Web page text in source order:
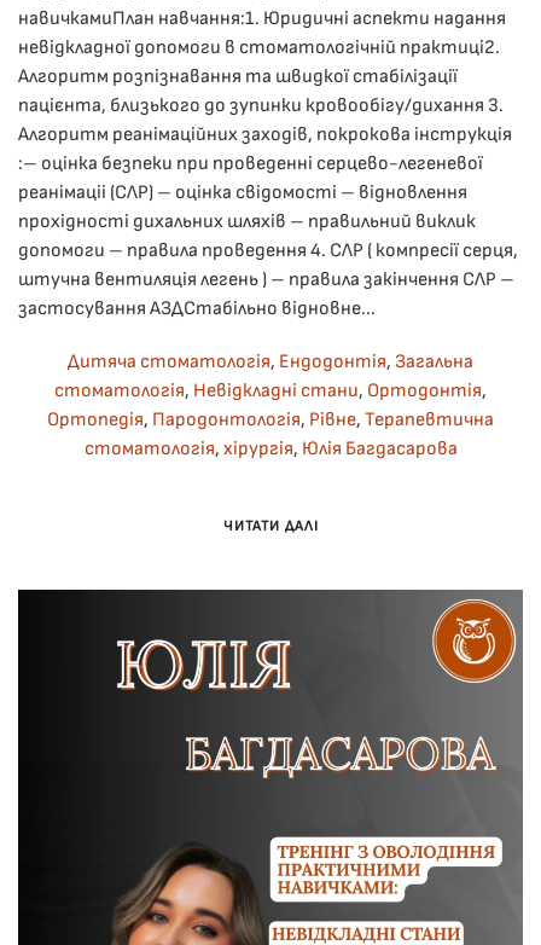
навичкамиПлан навчання:1. ​Юридичні аспекти надання
невідкладної допомоги в стоматологічній практиці2. ​
Алгоритм розпізнавання та швидкої стабілізації
пацієнта, близького до зупинки кровообігу/дихання 3.
Алгоритм реанімаційних заходів, покрокова інструкція
:– оцінка безпеки при проведенні серцево-легеневої
реанімаціі (СЛР) – оцінка свідомості – відновлення
прохідності дихальних шляхів – правильний виклик
допомоги – правила проведення 4. СЛР ( компресії серця,
штучна вентиляція легень ) – правила закінчення СЛР –
застосування АЗДСтабільно відновне...
Дитяча стоматологія, Ендодонтія, Загальна
стоматологія, Невідкладні стани, Ортодонтія,
Ортопедія, Пародонтологія, Рівне, Терапевтична
стоматологія, хірургія, Юлія Багдасарова
ЧИТАТИ ДАЛІ